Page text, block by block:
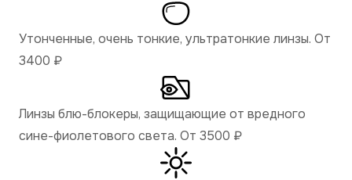
Утонченные, очень тонкие, ультратонкие линзы. От
3400 ₽
Линзы блю-блокеры, защищающие от вредного
сине-фиолетового света. От 3500 ₽